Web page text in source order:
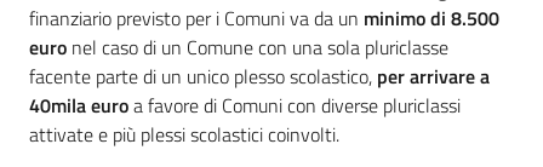
finanziario previsto per i Comuni va da un minimo di 8.500
euro nel caso di un Comune con una sola pluriclasse
facente parte di un unico plesso scolastico, per arrivare a
40mila euroa favore di Comuni con diverse pluriclassi
attivate e più plessi scolastici coinvolti.